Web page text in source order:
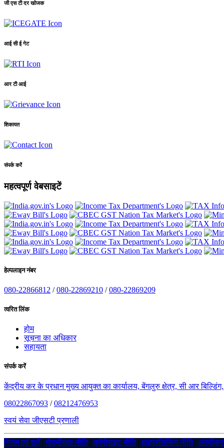
जी एस टी दर खोजक
आई सी ई गेट
आर टी आई
शिकायत
संपर्क करें
महत्वपूर्ण वेबसाइटें
हेल्पलाइन नंबर
080-22866812 /080-22869210 /080-22869209
त्वरित लिंक
होम
सूचना का अधिकार
सहायता
संपर्क करें
केंद्रीय कर के प्रधान मुख्य आयुक्त का कार्यालय, बेंगलुरु क्षेत्र, सी आर
08022867093 /08212476953
स्वयं सेवा जीएसटी प्रणाली
नियम एवं शर्तें|गोपनीयता नीति|कॉपीराइट नीति|हाइपरलिंकिंग नीति|